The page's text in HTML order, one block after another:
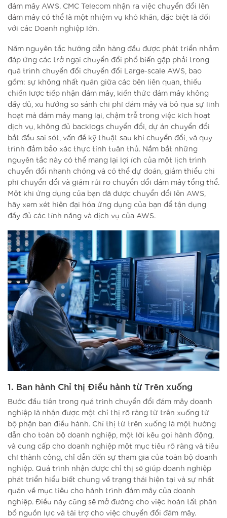
đám mây AWS. CMC Telecom nhận ra việc chuyển đổi lên
đám mây có thể là một nhiệm vụ khó khăn, đặc biệt là đối
với các Doanh nghiệp lớn.
Năm nguyên tắc hướng dẫn hàng đầu được phát triển nhằm
đáp ứng các trở ngại chuyển đổi phổ biến gặp phải trong
quá trình chuyển đổi chuyển đổi Large-scale AWS, bao
gồm: sự không nhất quán giữa các bên liên quan, thiếu
chiến lược tiếp nhận đám mây, kiến thức đám mây không
đầy đủ, xu hướng so sánh chi phí đám mây và bỏ qua sự linh
hoạt mà đám mây mang lại, chậm trễ trong việc kích hoạt
dịch vụ, không đủ backlogs chuyển đổi, dự án chuyển đổi
bắt đầu sai sót, vấn đề kỹ thuật sau khi chuyển đổi, và quy
trình đảm bảo xác thực tính tuân thủ. Nắm bắt những
nguyên tắc này có thể mang lại lợi ích của một lịch trình
chuyển đổi nhanh chóng và có thể dự đoán, giảm thiểu chi
phí chuyển đổi và giảm rủi ro chuyển đổi đám mây tổng thể.
Một khi ứng dụng của bạn đã được chuyển đổi lên AWS,
hãy xem xét hiện đại hóa ứng dụng của bạn để tận dụng
đầy đủ các tính năng và dịch vụ của AWS.
1. Ban hành Chỉ thị Điều hành từ Trên xuống
Bước đầu tiên trong quá trình chuyển đổi đám mây doanh
nghiệp là nhận được một chỉ thị rõ ràng từ trên xuống từ
bộ phận ban điều hành. Chỉ thị từ trên xuống là một hướng
dẫn cho toàn bộ doanh nghiệp, một lời kêu gọi hành động,
và cung cấp cho doanh nghiệp một mục tiêu rõ ràng và tiêu
chí thành công, chỉ dẫn đến sự tham gia của toàn bộ doanh
nghiệp. Quá trình nhận được chỉ thị sẽ giúp doanh nghiệp
phát triển hiểu biết chung về trạng thái hiện tại và sự nhất
quán về mục tiêu cho hành trình đám mây của doanh
nghiệp. Điều này cũng sẽ mở đường cho việc hoàn tất phân
bổ nguồn lực và tài trợ cho việc chuyển đổi đám mây.